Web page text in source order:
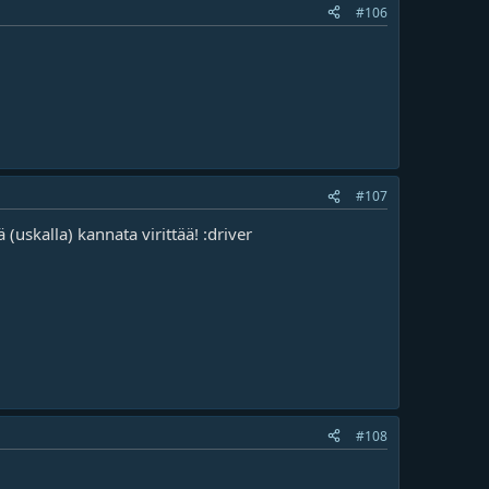
#106
#107
(uskalla) kannata virittää! :driver
#108